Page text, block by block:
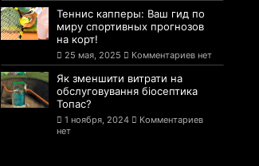
Теннис капперы: Ваш гид по
миру спортивных прогнозов
на корт!
25 мая, 2025 Комментариев нет
Як зменшити витрати на
обслуговування біосептика
Топас?
1 ноября, 2024
Комментариев
нет